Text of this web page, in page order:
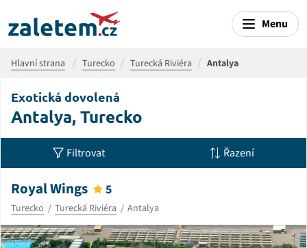
Menu
Hlavní strana Turecko Turecká Riviéra Antalya
Exotická dovolená
Antalya, Turecko
Filtrovat Řazení
Royal Wings 5
Turecko Turecká Riviéra Antalya